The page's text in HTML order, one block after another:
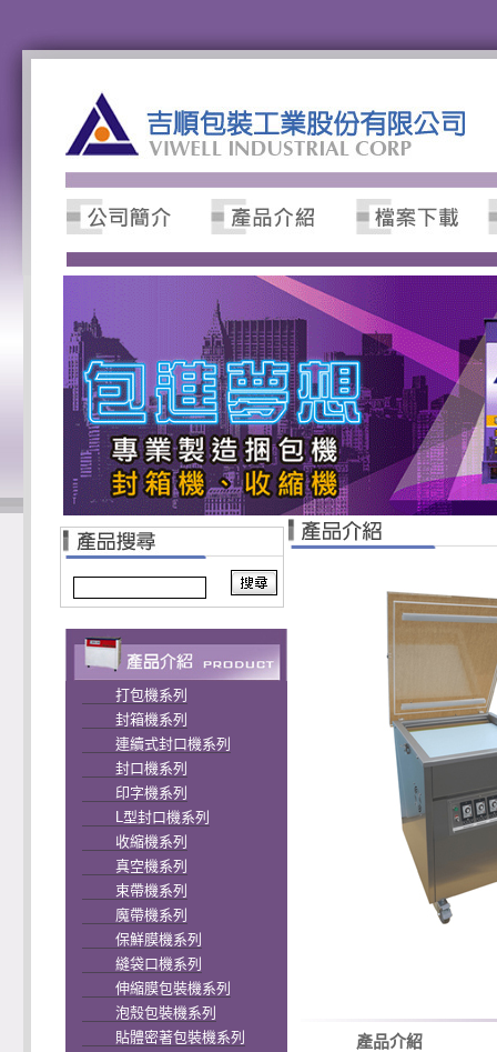
打包機系列
封箱機系列
連續式封口機系列
封口機系列
印字機系列
L型封口機系列
收縮機系列
真空機系列
束帶機系列
魔帶機系列
保鮮膜機系列
縫袋口機系列
伸縮膜包裝機系列
泡殼包裝機系列
貼體密著包裝機系列
產品介紹